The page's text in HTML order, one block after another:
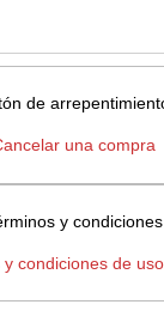
de
una compra
y condiciones
condiciones de